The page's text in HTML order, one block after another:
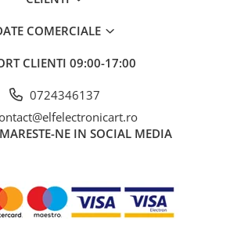
120V, 230V, 400V, 690V
al tensiunii
6V, 12V, 24V, 50V,
Indicație acustică,
de la fază la
secvenței de
COMERCIALE
CLIENTI 09:00-17:00
0724346137
NE IN SOCIAL MEDIA